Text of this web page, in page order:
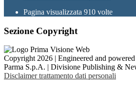
Pagina visualizzata 910 volte
Sezione Copyright
Copyright 2026 | Engineered and
Parma S.p.A. | Divisione Publishing &
Disclaimer trattamento dati personali